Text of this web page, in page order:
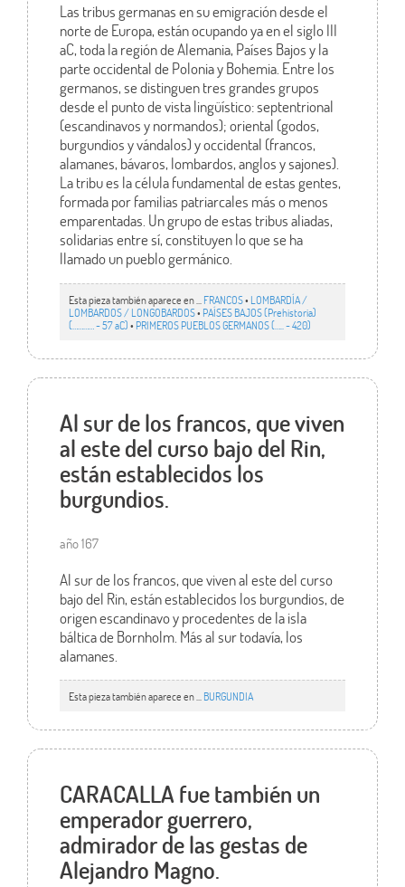
Las tribus germanas en su emigración desde el
norte de Europa, están ocupando ya en el siglo III
aC, toda la región de Alemania, Países Bajos y la
parte occidental de Polonia y Bohemia. Entre los
germanos, se distinguen tres grandes grupos
desde el punto de vista lingüístico: septentrional
(escandinavos y normandos); oriental (godos,
burgundios y vándalos) y occidental (francos,
alamanes, bávaros, lombardos, anglos y sajones).
La tribu es la célula fundamental de estas gentes,
formada por familias patriarcales más o menos
emparentadas. Un grupo de estas tribus aliadas,
solidarias entre sí, constituyen lo que se ha
llamado un pueblo germánico.
Esta pieza también aparece en ... FRANCOS• LOMBARDÍA /
LOMBARDOS / LONGOBARDOS• PAÍSES BAJOS (Prehistoria)
(………… - 57 aC)• PRIMEROS PUEBLOS GERMANOS (….. - 420)
Al sur de los francos, que viven
al este del curso bajo del Rin,
están establecidos los
burgundios.
año 167
Al sur de los francos, que viven al este del curso
bajo del Rin, están establecidos los burgundios, de
origen escandinavo y procedentes de la isla
báltica de Bornholm. Más al sur todavía, los
alamanes.
Esta pieza también aparece en ... BURGUNDIA
CARACALLA fue también un
emperador guerrero,
admirador de las gestas de
Alejandro Magno.